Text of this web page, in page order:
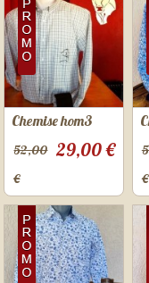
Chemise hom3
29,00 €
52,00
€
€